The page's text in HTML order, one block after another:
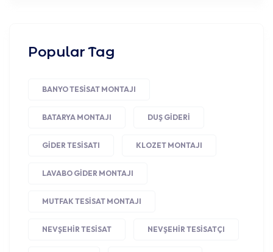
Popular Tag
BANYO TESISAT MONTAJI
BATARYA MONTAJI DUŞ GIDERI
GIDER TESISATI KLOZET MONTAJI
LAVABO GIDER MONTAJI
MUTFAK TESISAT MONTAJI
NEVŞEHIR TESISAT NEVŞEHIR TESISATÇI